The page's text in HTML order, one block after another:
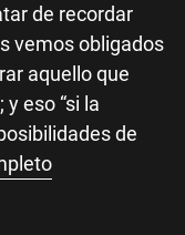
de recordar
vemos obligados
aquello que
eso “si la
de